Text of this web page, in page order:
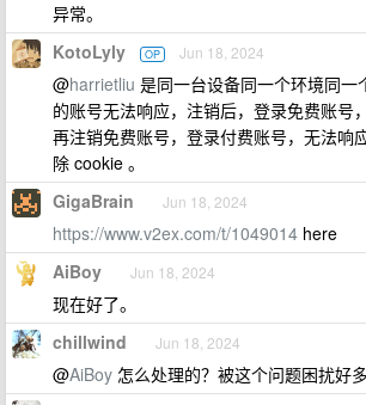
异常。
KotoLyly OP Jun 18, 2024
@harrietliu 是同一台设备同一个环境同一
的账号无法响应，注销后，登录免费账号
再注销免费账号，登录付费账号，无法响
除 cookie 。
GigaBrain Jun 18, 2024
https://www.v2ex.com/t/1049014 here
AiBoy Jun 18, 2024
现在好了。
chillwind Jun 18, 2024
@AiBoy 怎么处理的？被这个问题困扰好